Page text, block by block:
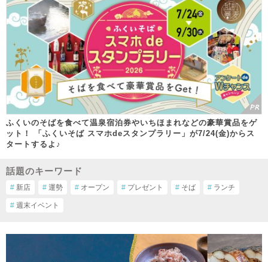
ふくいのそばを食べて温泉宿泊券やいちほまれなどの豪華賞品をゲ
ット！ 「ふくいそば スマホdeスタンプラリー」が7/24(金)からス
タートするよ♪
話題のキーワード
# 新店 # 運勢 # オープン # プレゼント # そば # ランチ
# 週末イベント